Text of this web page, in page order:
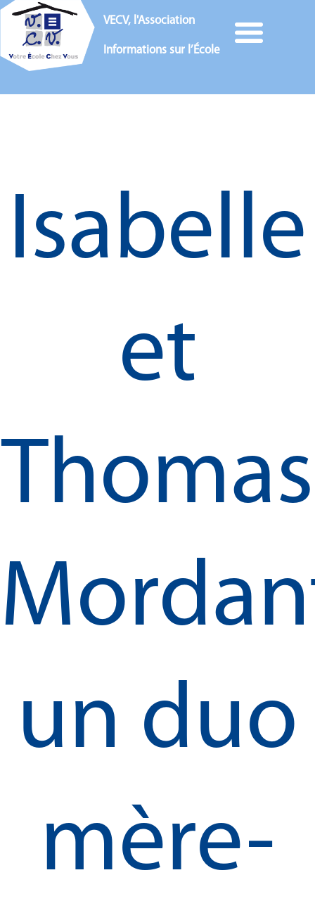
VECV, l'Association
Informations sur l’École
Isabelle
et
Thomas
un duo
mère-